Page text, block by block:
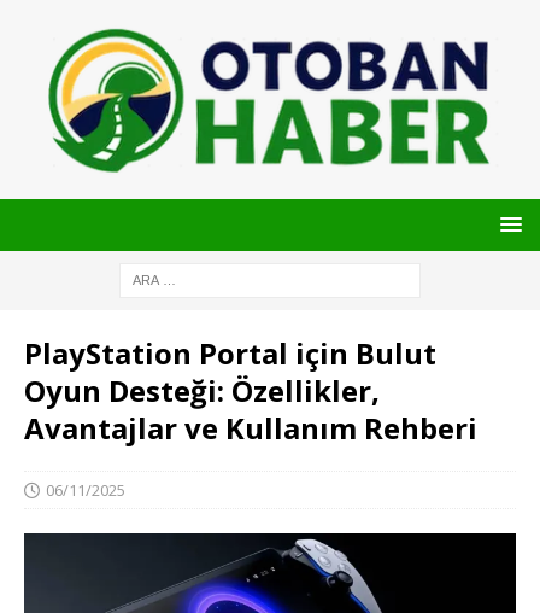
PlayStation Portal için Bulut
Oyun Desteği: Özellikler,
Avantajlar ve Kullanım Rehberi
06/11/2025